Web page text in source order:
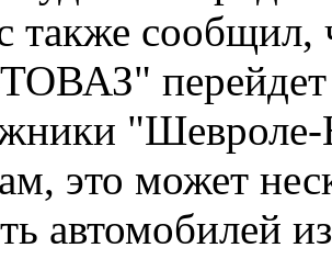
также
перейдет
это может
автомобилей